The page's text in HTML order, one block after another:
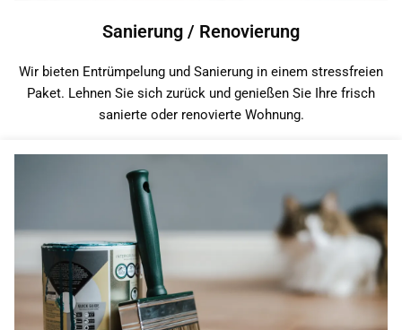
Sanierung / Renovierung
Wir bieten Entrümpelung und Sanierung in einem stressfreien
Paket. Lehnen Sie sich zurück und genießen Sie Ihre frisch
sanierte oder renovierte Wohnung.